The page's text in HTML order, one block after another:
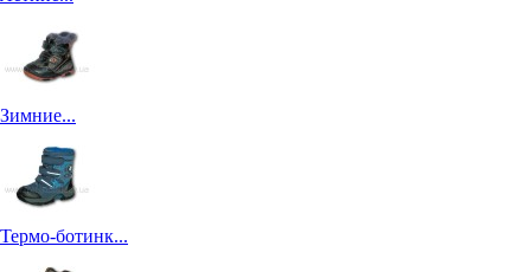
Зимние...
Термо-ботинк...